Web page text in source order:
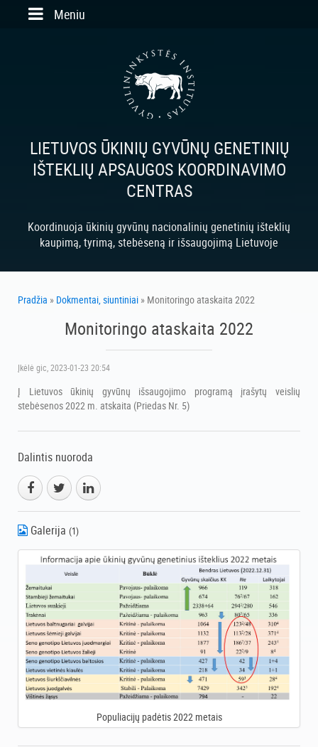
Skip to main content
Meniu
LIETUVOS ŪKINIŲ GYVŪNŲ GENETINIŲ
IŠTEKLIŲ APSAUGOS KOORDINAVIMO
CENTRAS
Koordinuoja ūkinių gyvūnų nacionalinių genetinių išteklių
kaupimą, tyrimą, stebėseną ir išsaugojimą Lietuvoje
Pradžia » Dokmentai, siuntiniai » Monitoringo ataskaita 2022
Monitoringo ataskaita 2022
Įkėlė gic, 2023-01-23 20:54
Į Lietuvos ūkinių gyvūnų išsaugojimo programą įrašytų veislių
stebėsenos 2022 m. atskaita (Priedas Nr. 5)
Dalintis nuoroda
Galerija (1)
Populiacijų padėtis 2022 metais